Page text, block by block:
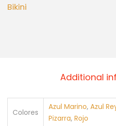
Bikini
Additional
Colores
Azul Marino, Azul
Pizarra, Rojo